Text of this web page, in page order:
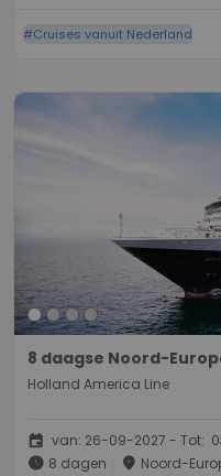
#Cruises vanuit Nederland
8 daagse Noord-
Holland America Line
event van: 26-09-2027 - Tot:
schedule 8 dagen place Noord-